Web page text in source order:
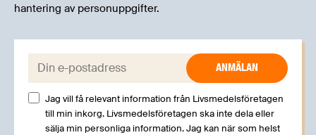
hantering av personuppgifter.
E-post:
Jag vill få relevant information från Livsmedelsföretagen
till min inkorg. Livsmedelsföretagen ska inte dela eller
sälja min personliga information. Jag kan när som helst